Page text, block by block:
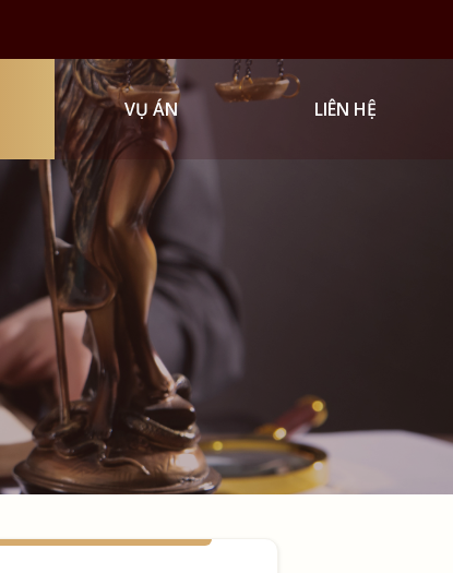
VỤ ÁN LIÊN HỆ